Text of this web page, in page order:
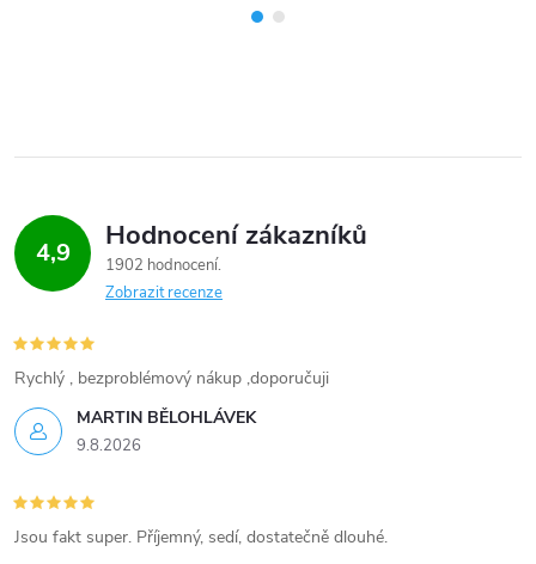
4,9 Hodnocení zákazníků
1902 hodnocení
Zobrazit recenze
MARTIN BĚLOHLÁVEK
9.8.2026
Rychlý , bezproblémový nákup ,doporučuji
Jsou fakt super. Příjemný, sedí, dostatečně dlouhé.